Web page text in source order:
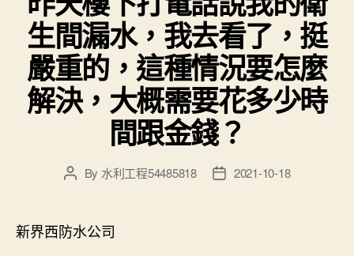
生間漏水，我去看了，挺
嚴重的，這種情況要怎麼
解決，大概需要花多少時
間跟金錢？
PostBy 水利工程54485818
Post2021-10-18
新界西防水公司